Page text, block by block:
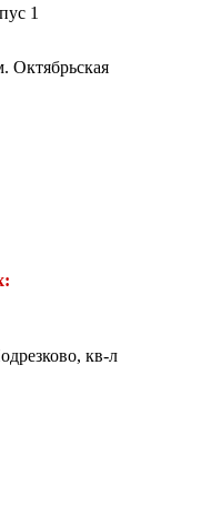
1
Октябрьская
кв-л